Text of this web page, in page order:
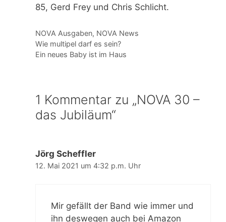
85, Gerd Frey und Chris Schlicht.
Kategorien
NOVA Ausgaben, NOVA News
Wie multipel darf es sein?
Ein neues Baby ist im Haus
1 Kommentar zu „NOVA 30 –
das Jubiläum“
Jörg Scheffler
12. Mai 2021 um 4:32 p.m. Uhr
Mir gefällt der Band wie immer und
ihn deswegen auch bei Amazon